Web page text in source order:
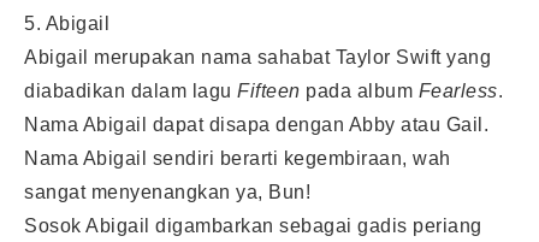
5. Abigail
Abigail merupakan nama sahabat Taylor Swift yang
diabadikan dalam lagu Fifteen pada album Fearless.
Nama Abigail dapat disapa dengan Abby atau Gail.
Nama Abigail sendiri berarti kegembiraan, wah
sangat menyenangkan ya, Bun!
Sosok Abigail digambarkan sebagai gadis periang